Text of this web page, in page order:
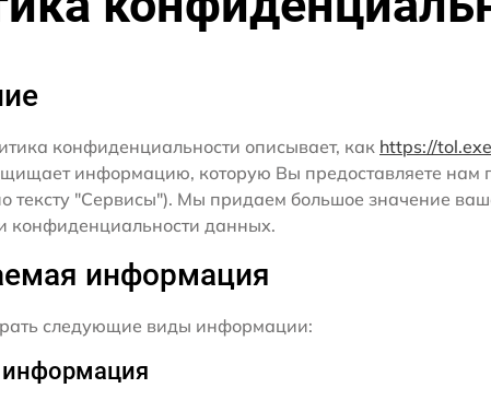
конфиденциальности описывает, как https://
информацию, которую Вы предоставляете
тексту "Сервисы"). Мы придаем большое значение
конфиденциальности данных.
информация
следующие виды информации: